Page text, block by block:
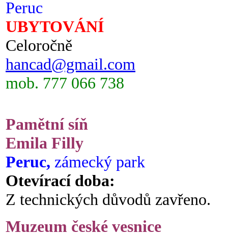
Peruc
UBYTOVÁNÍ
Celoročně
hancad@gmail.com
mob. 777 066 738
Pamětní síň
Emila Filly
Peruc, zámecký park
Otevírací doba:
Z technických důvodů zavřeno.
Muzeum české vesnice